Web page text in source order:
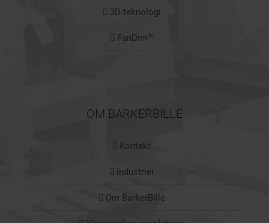
3D-teknologi
FanDim™
OM BARKERBILLE
Kontakt
Industrier
Om BarkerBille